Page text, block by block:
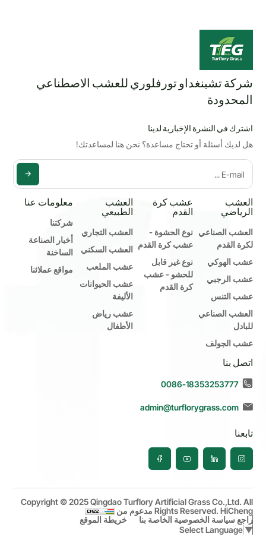
شركة تشينغداو تورفلوري للعشب الاصطناعي
المحدودة
اشترك في النشرة الإخبارية لدينا
هل لديك أسئلة أو تحتاج مساعدة؟ نحن هنا لمساعدتك!
العشب
الرياضي
العشب الصناعي
لكرة القدم
عشب الهوكي
عشب الرجبي
عشب التنس
العشب الصناعي
للبادل
عشب الجولف
عشب كرة
القدم
نوع الحشوة -
عشب كرة القدم
نوع غير قابل
للحشو - عشب
كرة القدم
العشب
الطبيعي
العشب التجاري
العشب السكني
عشب الملعب
عشب الحيوانات
الأليفة
عشب رياض
الأطفال
معلومات عنا
شركتنا
أخبار الصناعة
الساخنة
مواقع عملائنا
اتصل بنا
0086-18353253777
admin@turflorygrass.com
تابعنا
Copyright © 2025 Qingdao Turflory Artificial Grass Co.,Ltd. All
Rights Reserved. HiCheng مدعوم من
راجع سياسة الخصوصية الخاصة بنا
خريطة الموقع
Select Language ▼